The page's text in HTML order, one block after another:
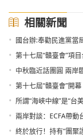
相關新聞
• 國台辦:奉勸民進黨當
• 第十七屆“贛臺會”項
• 中秋臨近話團圓 兩岸
• 第十七屆“贛臺會”開
• 所謂“海峽中線”是“台
• 兩岸對談：ECFA帶
• 終於放行！持有“團聚